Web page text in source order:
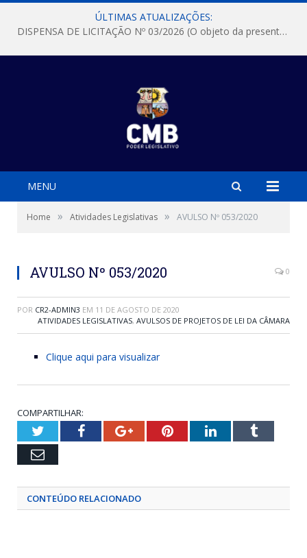
ÚLTIMAS ATUALIZAÇÕES:
DISPENSA DE LICITAÇÃO Nº 03/2026 (O objeto da presente dispensa é a escolha da proposta mais vantajosa para a aquisição, de aparelhos de ar condicionado, tipo Split, com material de instalação e fogão industrial, conforme condições, quantidades e exigências estabelecidas no termo de referencia e neste aviso de contratação direta e seus anexos)
MENU
Home » Atividades Legislativas » AVULSO Nº 053/2020
AVULSO Nº 053/2020 0
POR CR2-ADMIN3 EM 11 DE AGOSTO DE 2020
ATIVIDADES LEGISLATIVAS, AVULSOS DE PROJETOS DE LEI DA CÂMARA
Clique aqui para visualizar
COMPARTILHAR:
TwitterFacebookGoogle+PinterestLinkedInTumblr
Email
CONTEÚDO RELACIONADO